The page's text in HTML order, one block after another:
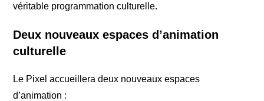
véritable programmation culturelle.
Deux nouveaux espaces d’animation
culturelle
Le Pixel accueillera deux nouveaux espaces
d’animation :